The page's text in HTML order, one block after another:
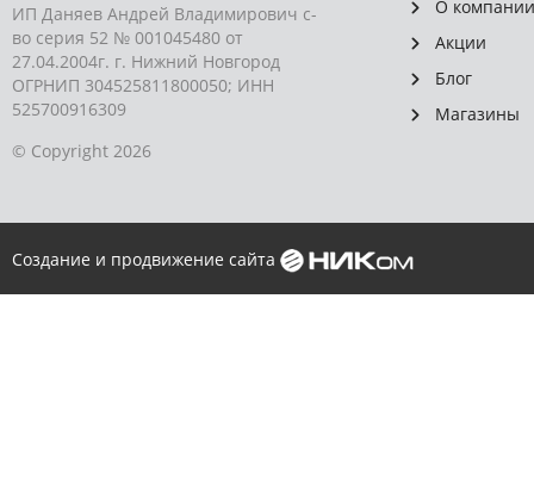
ИП Даняев Андрей Владимирович с-
во серия 52 № 001045480 от
27.04.2004г. г. Нижний Новгород
ОГРНИП 304525811800050; ИНН
525700916309
© Copyright 2026
О компании
Акции
Блог
Магазины
Создание и продвижение сайта